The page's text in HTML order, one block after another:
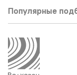
Популярные